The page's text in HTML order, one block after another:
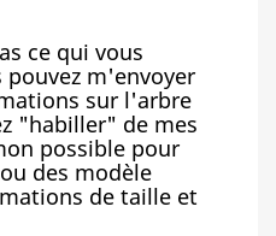
ce qui vous
m'envoyer
sur l'arbre
"habiller" de mes
possible pour
des modèle
de taille et